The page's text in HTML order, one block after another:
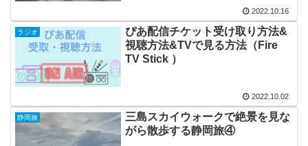
2022.10.16
ラジオ
ぴあ配信チケット受け取り方法&
視聴方法&TVで見る方法（Fire
TV Stick ）
2022.10.02
静岡旅
三島スカイウォークで絶景を見な
がら散歩する静岡旅④